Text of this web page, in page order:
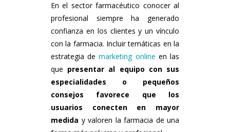
En el sector farmacéutico conocer al
profesional siempre ha generado
confianza en los clientes y un vínculo
con la farmacia. Incluir temáticas en la
estrategia demarketing online en las
que presentar al equipo con sus
especialidades o pequeños
consejos favorece que los
usuarios conecten en mayor
medida y valoren la farmacia de una